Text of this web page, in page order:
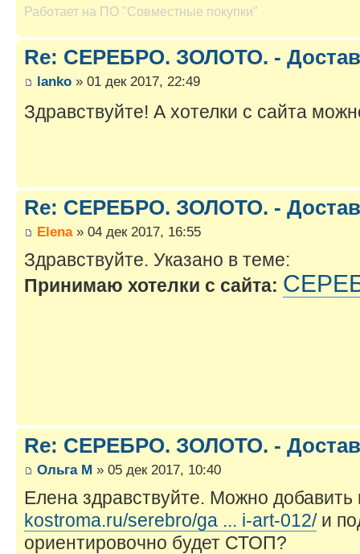
Работает на ПО "Совместные покупки"
Re: СЕРЕБРО. ЗОЛОТО. -
lanko » 01 дек 2017, 22:49
Здравствуйте! А хотелки с сайта
Re: СЕРЕБРО. ЗОЛОТО. -
Elena» 04 дек 2017, 16:55
Здравствуйте. Указано в теме:
Принимаю хотелки с сайта:
Re: СЕРЕБРО. ЗОЛОТО. -
Ольга М » 05 дек 2017, 10:40
Елена здравствуйте. Можно добавить
kostroma.ru/serebro/ga ... i-art-012/и
ориентировочно будет СТОП?